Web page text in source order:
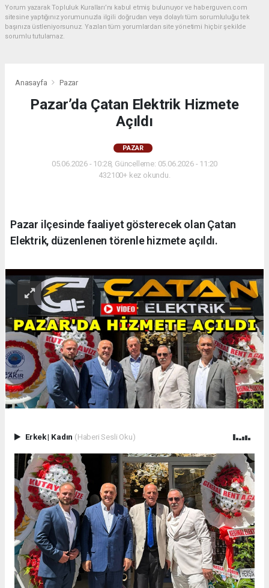
Yorum yazarak Topluluk Kuralları’nı kabul etmiş bulunuyor ve haberguven.com
sitesine yaptığınız yorumunuzla ilgili doğrudan veya dolaylı tüm sorumluluğu tek
başınıza üstleniyorsunuz. Yazılan tüm yorumlardan site yönetimi hiçbir şekilde
sorumlu tutulamaz.
Anasayfa Pazar
Pazar’da Çatan Elektrik Hizmete
Açıldı
PAZAR
05.06.2026 - 10:28, Güncelleme: 05.06.2026 - 11:20
432100+ kez okundu.
Pazar ilçesinde faaliyet gösterecek olan Çatan
Elektrik, düzenlenen törenle hizmete açıldı.
Erkek| Kadın (Haberi Sesli Oku)